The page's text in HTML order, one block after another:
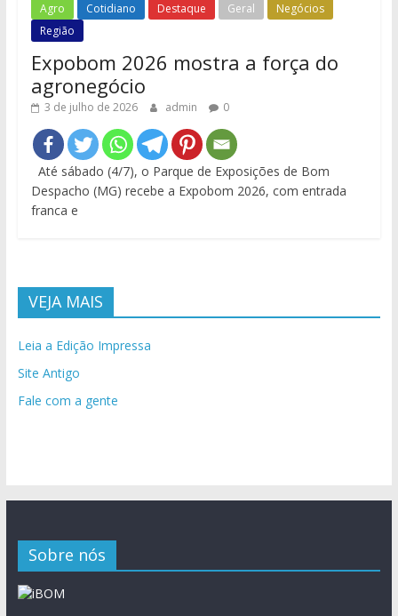
Agro Cotidiano Destaque Geral
Negócios
Região
Expobom 2026 mostra a força do
agronegócio
3 de julho de 2026 admin 0
Até sábado (4/7), o Parque de Exposições de Bom
Despacho (MG) recebe a Expobom 2026, com entrada
franca e
VEJA MAIS
Leia a Edição Impressa
Site Antigo
Fale com a gente
Sobre nós